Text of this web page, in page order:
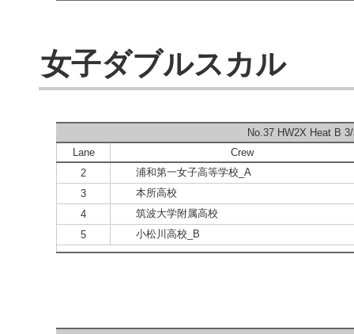
女子ダブルスカル
No.37 HW2X Heat B
Lane
Crew
2
浦和第一女子高等学校_A
3
本所高校
4
筑波大学附属高校
5
小松川高校_B